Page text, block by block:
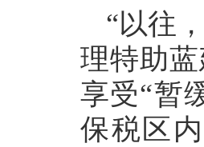
“以往
理特助
享受“暂
保税区